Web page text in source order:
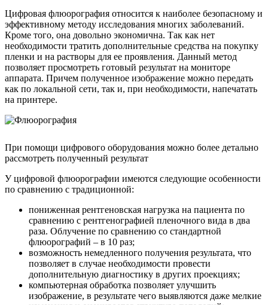
Цифровая флюорография относится к наиболее безопасному и
эффективному методу исследования многих заболеваний.
Кроме того, она довольно экономична. Так как нет
необходимости тратить дополнительные средства на покупку
пленки и на растворы для ее проявления. Данный метод
позволяет просмотреть готовый результат на мониторе
аппарата. Причем полученное изображение можно передать
как по локальной сети, так и, при необходимости, напечатать
на принтере.
При помощи цифрового оборудования можно более детально
рассмотреть полученный результат
У цифровой флюорографии имеются следующие особенности
по сравнению с традиционной:
пониженная рентгеновская нагрузка на пациента по
сравнению с рентгенографией пленочного вида в два
раза. Облучение по сравнению со стандартной
флюорографий – в 10 раз;
возможность немедленного получения результата, что
позволяет в случае необходимости провести
дополнительную диагностику в других проекциях;
компьютерная обработка позволяет улучшить
изображение, в результате чего выявляются даже мелкие